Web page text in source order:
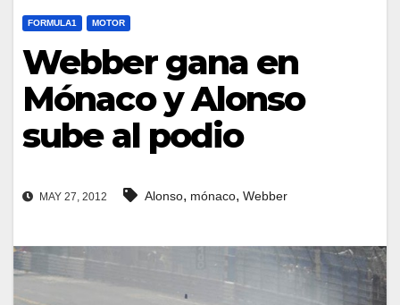
FORMULA1 MOTOR
Webber gana en
Mónaco y Alonso
sube al podio
MAY 27, 2012 Alonso, mónaco, Webber